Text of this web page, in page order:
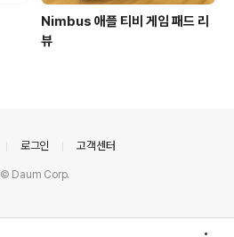
Nimbus 애플 티비 게임 패드 리
뷰
로그인 고객센터
© Daum Corp.